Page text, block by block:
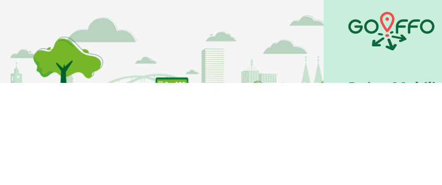
Deine